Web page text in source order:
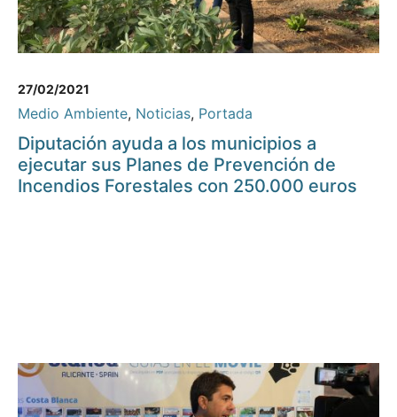
27/02/2021
Medio Ambiente, Noticias, Portada
Diputación ayuda a los municipios a
ejecutar sus Planes de Prevención de
Incendios Forestales con 250.000 euros